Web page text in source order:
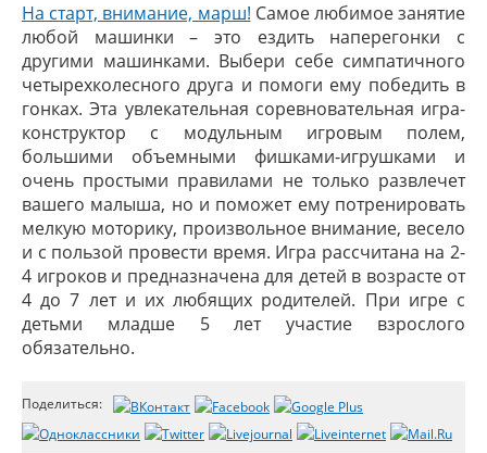
На старт, внимание, марш! Самое любимое занятие
любой машинки – это ездить наперегонки с
другими машинками. Выбери себе симпатичного
четырехколесного друга и помоги ему победить в
гонках. Эта увлекательная соревновательная игра-
конструктор с модульным игровым полем,
большими объемными фишками-игрушками и
очень простыми правилами не только развлечет
вашего малыша, но и поможет ему потренировать
мелкую моторику, произвольное внимание, весело
и с пользой провести время. Игра рассчитана на 2-
4 игроков и предназначена для детей в возрасте от
4 до 7 лет и их любящих родителей. При игре с
детьми младше 5 лет участие взрослого
обязательно.
Поделиться: